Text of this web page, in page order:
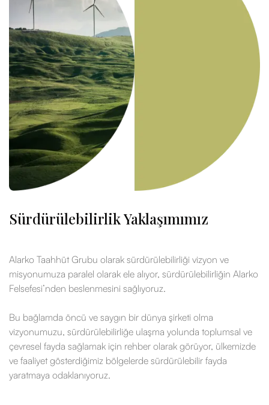
Sürdürülebilirlik Yaklaşımımız
Alarko Taahhüt Grubu olarak sürdürülebilirliği vizyon ve
misyonumuza paralel olarak ele alıyor, sürdürülebilirliğin Alarko
Felsefesi’nden beslenmesini sağlıyoruz.
Bu bağlamda öncü ve saygın bir dünya şirketi olma
vizyonumuzu, sürdürülebilirliğe ulaşma yolunda toplumsal ve
çevresel fayda sağlamak için rehber olarak görüyor, ülkemizde
ve faaliyet gösterdiğimiz bölgelerde sürdürülebilir fayda
yaratmaya odaklanıyoruz.